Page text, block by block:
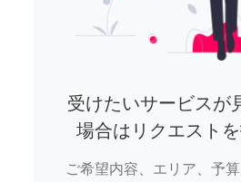
受けたいサービスが
場合はリクエスト
ご希望内容、エリア、予